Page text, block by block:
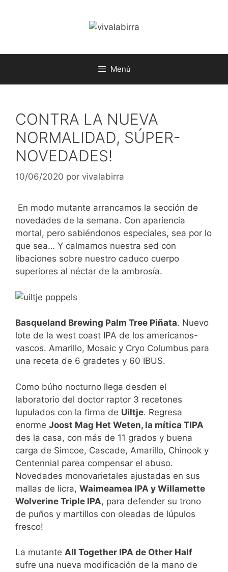
Menú
CONTRA LA NUEVA
NORMALIDAD, SÚPER-
NOVEDADES!
10/06/2020 por vivalabirra
En modo mutante arrancamos la sección de
novedades de la semana. Con apariencia
mortal, pero sabiéndonos especiales, sea por lo
que sea… Y calmamos nuestra sed con
libaciones sobre nuestro caduco cuerpo
superiores al néctar de la ambrosía.
Basqueland Brewing Palm Tree Piñata. Nuevo
lote de la west coast IPA de los americanos-
vascos. Amarillo, Mosaic y Cryo Columbus para
una receta de 6 gradetes y 60 IBUS.
Como búho nocturno llega desden el
laboratorio del doctor raptor 3 recetones
lupulados con la firma de Uiltje. Regresa
enorme Joost Mag Het Weten, la mítica TIPA
des la casa, con más de 11 grados y buena
carga de Simcoe, Cascade, Amarillo, Chinook y
Centennial parea compensar el abuso.
Novedades monovarietales ajustadas en sus
mallas de licra, Waimeamea IPA y Willamette
Wolverine Triple IPA, para defender su trono
de puños y martillos con oleadas de lúpulos
fresco!
La mutante All Together IPA de Other Half
sufre una nueva modificación de la mano de